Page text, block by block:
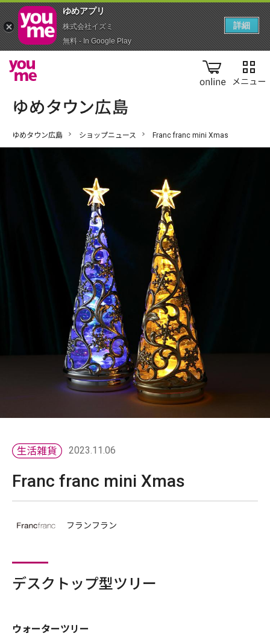
online
ゆめタウン広島 ショップニュース Franc franc mini Xmas
2023.11.06
Franc franc mini Xmas
フランフラン
デスクトップ型ツリー
ウォーターツリー
ゆめアプ‪リ‬
株式会社イズミ
無料 - In Google Play
詳細